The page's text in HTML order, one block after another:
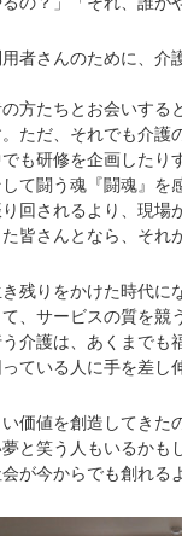
者さんのために、介
方たちとお会いする
ただ、それでも介護
も研修を企画した
て闘う魂『闘魂』を
回されるより、現場
皆さんとなら、それ
残りをかけた時代に
、サービスの質を競
介護は、あくまでも
ている人に手を差し
価値を創造してきた
と笑う人もいるかも
が今からでも創れる